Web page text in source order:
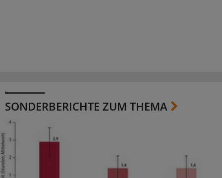
SONDERBERICHTE ZUM THEMA